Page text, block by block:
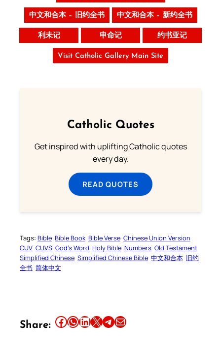
中文和合本 – 旧约全书 中文和合本 – 新约全书
利未记 申命记 约书亚记
Visit Catholic Gallery Main Site
Catholic Quotes
Get inspired with uplifting Catholic quotes
every day.
READ QUOTES
Tags: Bible Bible Book Bible Verse Chinese Union Version
CUV CUVS God’s Word Holy Bible Numbers Old Testament
Simplified Chinese Simplified Chinese Bible 中文和合本 旧约
全书 简体中文
Share: Share this article on Facebook Share this article on WhatsApp Share this article on LinkedIn Share this article on X Share this article on TelegramEmail this Article